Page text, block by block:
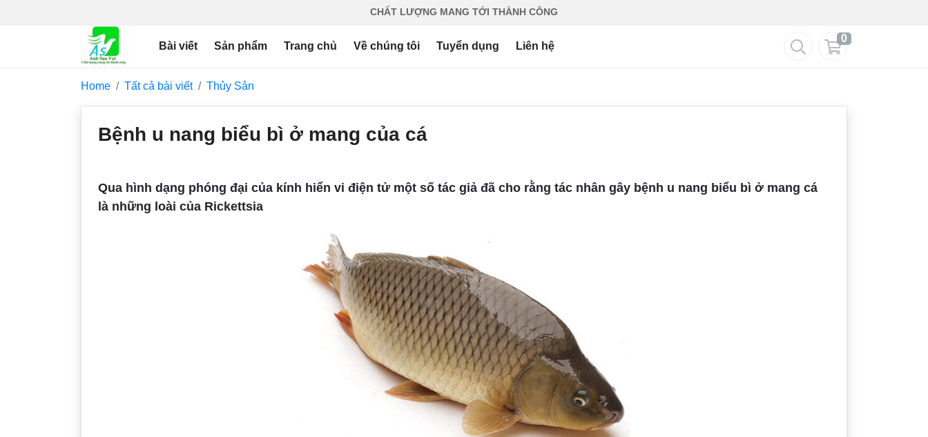
CHẤT LƯỢNG MANG TỚI THÀNH CÔNG
Bài viết Sản phẩm Trang chủ Về chúng tôi Tuyển dụng Liên hệ
0
Home Tất cả bài viết Thủy Sản
Bệnh u nang biểu bì ở mang của cá
Qua hình dạng phóng đại của kính hiển vi điện tử một số tác giả đã cho rằng tác nhân gây bệnh u nang biểu bì ở mang cá
là những loài của Rickettsia